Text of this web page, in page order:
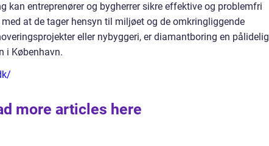
kan entreprenører og bygherrer sikre effektive og problemfri
at de tager hensyn til miljøet og de omkringliggende
eller nybyggeri, er diamantboring en pålidelig
i København.
more articles here